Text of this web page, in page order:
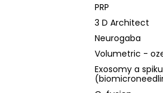
PRP
3 D Architect
Neurogaba
Volumetric -
Exosomy a